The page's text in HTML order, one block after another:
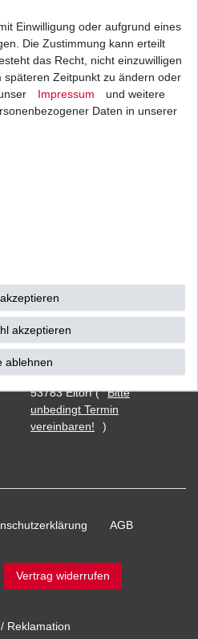
HF157 HF 157 KTM Beta Polaris
Vorkasse
Barzahlung bei Abholung in
53783 Eitorf (
Bitte
unbedingt Termin
vereinbaren!
)
AGB
Vertrag widerrufen
Reklamation
Einwilligung oder aufgrund eines
Die Zustimmung kann erteilt
das Recht, nicht einzuwilligen
späteren Zeitpunkt zu ändern oder
Impressum
und weitere
Daten in unserer
akzeptieren
ablehnen